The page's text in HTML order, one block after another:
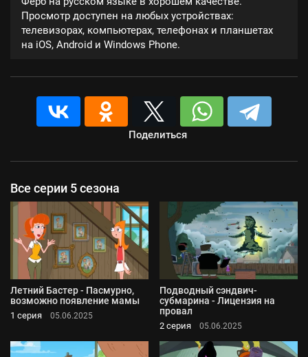
Просмотр доступен на любых устройствах:
телевизорах, компьютерах, телефонах и планшетах
на iOS, Android и Windows Phone.
Поделиться
Все серии 5 сезона
Летний Бастер - Пасмурно,
возможно появление мамы
1 серия 05.06.2025
Подводный сэндвич-
субмарина - Лицензия на
провал
2 серия 05.06.2025